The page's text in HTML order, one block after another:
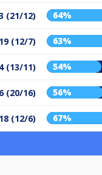
(21/12) 64%
19 (12/7) 63%
(13/11) 54%
(20/16) 56%
18 (12/6) 67%